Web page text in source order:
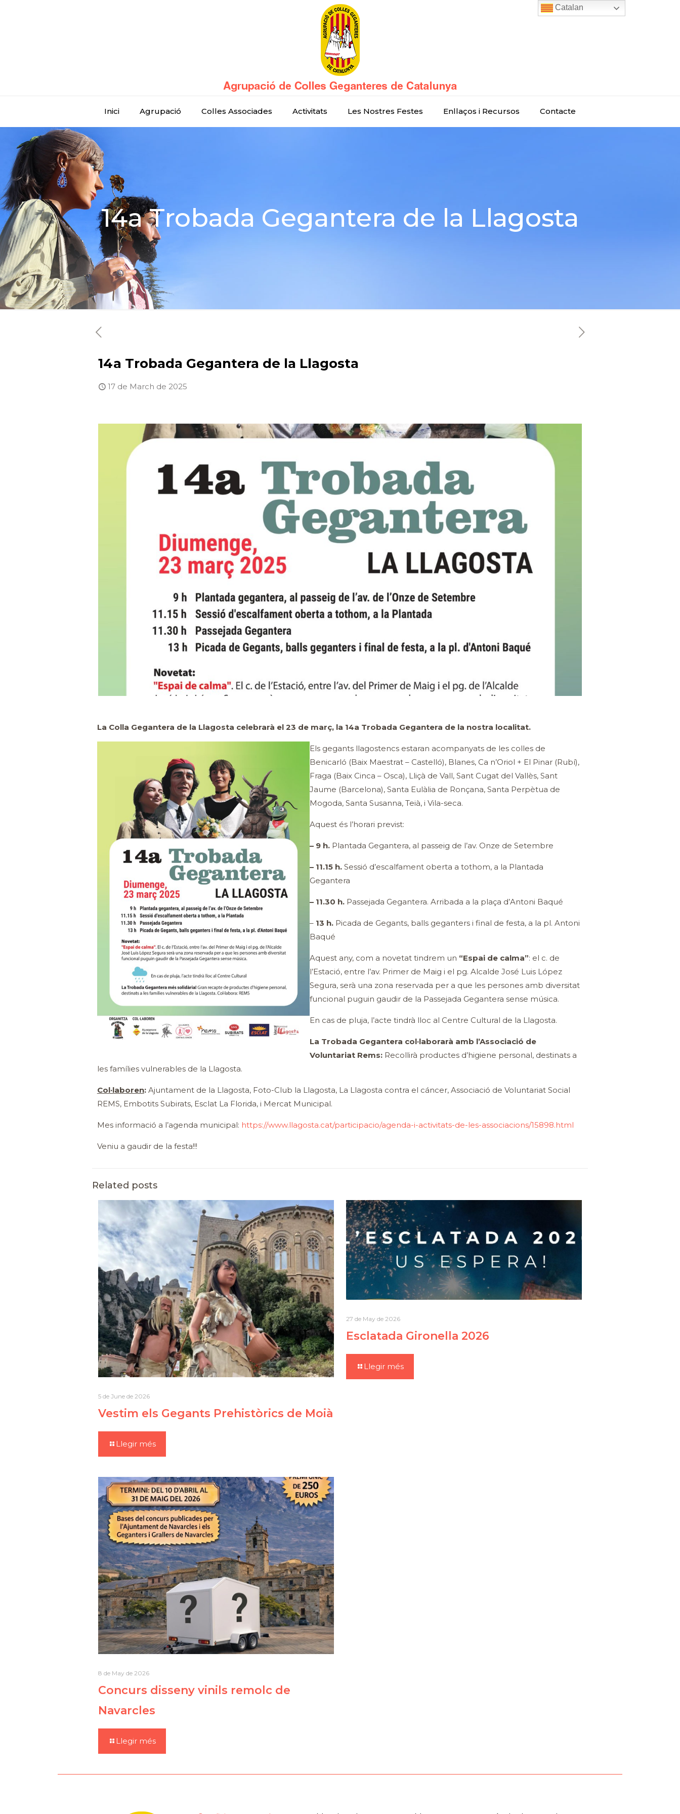
Inici Agrupació Colles Associades Activitats Les Nostres Festes Enllaços i Recursos Contacte
14a Trobada Gegantera de la Llagosta
14a Trobada Gegantera de la Llagosta
17 de March de 2025
La Colla Gegantera de la Llagosta celebrarà el 23 de març, la 14a Trobada Gegantera de la nostra localitat.
Els gegants llagostencs estaran acompanyats de les colles de
Benicarló (Baix Maestrat – Castelló), Blanes, Ca n’Oriol + El Pinar (Rubí),
Fraga (Baix Cinca – Osca), Lliçà de Vall, Sant Cugat del Vallès, Sant
Jaume (Barcelona), Santa Eulàlia de Ronçana, Santa Perpètua de
Mogoda, Santa Susanna, Teià, i Vila-seca.
Aquest és l’horari previst:
– 9 h.Plantada Gegantera, al passeig de l’av. Onze de Setembre
– 11.15 h.Sessió d’escalfament oberta a tothom, a la Plantada
Gegantera
– 11.30 h.Passejada Gegantera. Arribada a la plaça d’Antoni Baqué
– 13 h.Picada de Gegants, balls geganters i final de festa, a la pl. Antoni
Baqué
Aquest any, com a novetat tindrem un “Espai de calma”: el c. de
l’Estació, entre l’av. Primer de Maig i el pg. Alcalde José Luis López
Segura, serà una zona reservada per a que les persones amb diversitat
funcional puguin gaudir de la Passejada Gegantera sense música.
En cas de pluja, l’acte tindrà lloc al Centre Cultural de la Llagosta.
La Trobada Gegantera col·laborarà amb l’Associació de
Voluntariat Rems: Recollirà productes d’higiene personal, destinats a
les famílies vulnerables de la Llagosta.
Col·laboren:Ajuntament de la Llagosta, Foto-Club la Llagosta, La Llagosta contra el cáncer, Associació de Voluntariat Social
REMS, Embotits Subirats, Esclat La Florida, i Mercat Municipal.
Mes informació a l’agenda municipal: https://www.llagosta.cat/participacio/agenda-i-activitats-de-les-associacions/15898.html
Veniu a gaudir de la festa!!!
Related posts
5 de June de 2026
Vestim els Gegants Prehistòrics de Moià
Llegir més
27 de May de 2026
Esclatada Gironella 2026
Llegir més
8 de May de 2026
Concurs disseny vinils remolc de
Navarcles
Llegir més
Catalan